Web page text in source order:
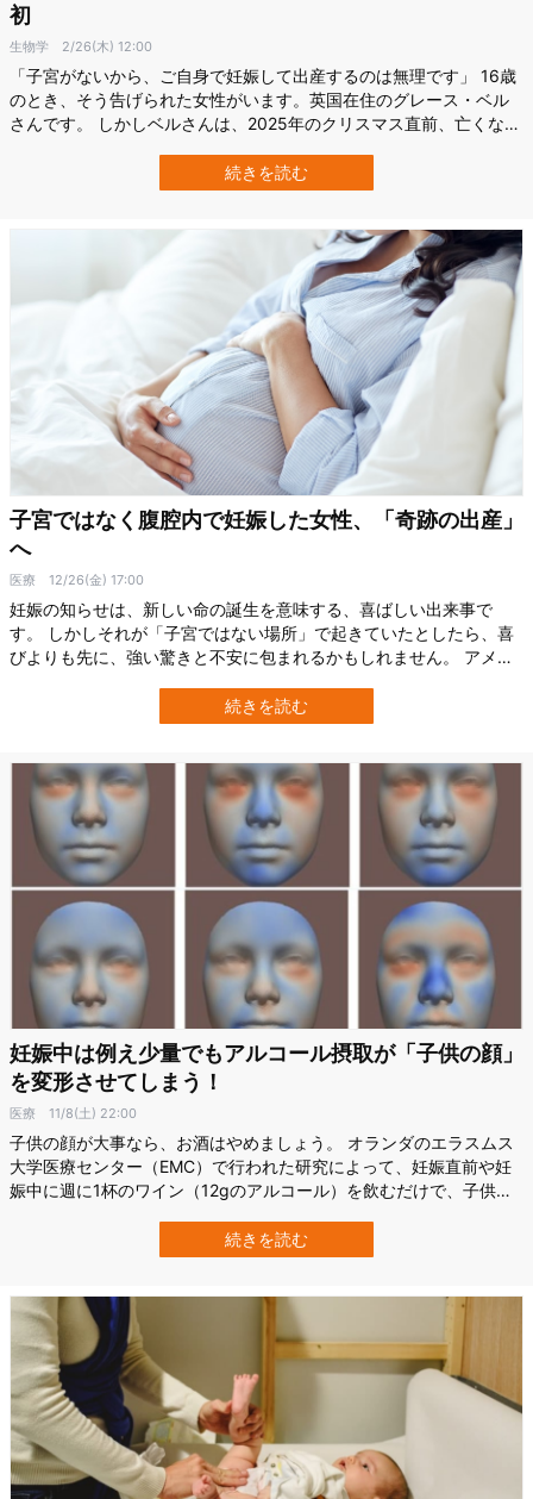
初
生物学 2/26(木) 12:00
「子宮がないから、ご自身で妊娠して出産するのは無理です」 16歳
のとき、そう告げられた女性がいます。英国在住のグレース・ベル
さんです。 しかしベルさんは、2025年のクリスマス直前、亡くなっ
亡ドナーの子宮移植による出産」が実現しました。 生後10週の赤ち
ゃんの名前はヒューゴちゃん。母親のベルさんは、その誕生を「ま
続きを読む
子宮ではなく腹腔内で妊娠した女性、「奇跡の出産」
へ
医療 12/26(金) 17:00
妊娠の知らせは、新しい命の誕生を意味する、喜ばしい出来事で
す。 しかしそれが「子宮ではない場所」で起きていたとしたら、喜
びよりも先に、強い驚きと不安に包まれるかもしれません。 アメリ
はなく腹腔内で育つ「腹腔異所性妊娠」という、極めて稀で危険な
状態でした。 それにもかかわらず、母子ともに命を取り留め、無事
続きを読む
妊娠中は例え少量でもアルコール摂取が「子供の顔」
を変形させてしまう！
医療 11/8(土) 22:00
子供の顔が大事なら、お酒はやめましょう。 オランダのエラスムス
大学医療センター（EMC）で行われた研究によって、妊娠直前や妊
娠中に週に1杯のワイン（12gのアルコール）を飲むだけで、子供の
宮内部でアルコールの影響を受けた子供の顔は、鼻が短くなって、
上向きになり、目の下の領域が落ち込んで、顎は上向きになるな
続きを読む